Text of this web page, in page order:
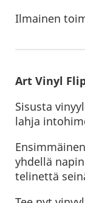
Ilmainen
Art Vinyl
Sisusta
lahja
yhdellä
telinettä